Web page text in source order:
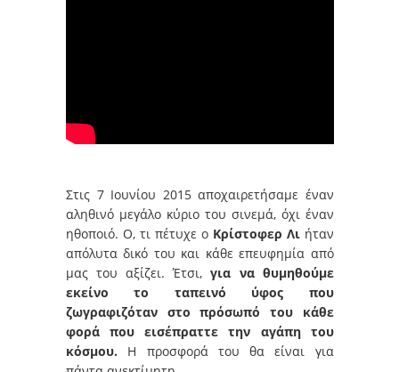
Στις 7 Ιουνίου 2015 αποχαιρετήσαμε έναν
αληθινό μεγάλο κύριο του σινεμά, όχι έναν
ηθοποιό. Ο, τι πέτυχε ο Κρίστοφερ Λιήταν
απόλυτα δικό του και κάθε επευφημία από
μας του αξίζει. Έτσι,για να θυμηθούμε
εκείνο το ταπεινό ύφος που
ζωγραφιζόταν στο πρόσωπό του κάθε
φορά που εισέπραττε την αγάπη του
κόσμου. Η προσφορά του θα είναι για